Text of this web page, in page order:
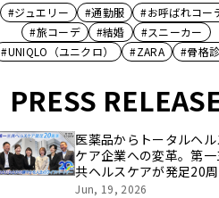
#ジュエリー #通勤服
#お呼ばれコー
#旅コーデ
#結婚
#スニーカー
#UNIQLO（ユニクロ）
#ZARA #骨格
PRESS
医薬品からトータルヘル
ケア企業への変革。第一
共ヘルスケアが発足20
を記念し、製品開発・新
Jun, 19, 2026